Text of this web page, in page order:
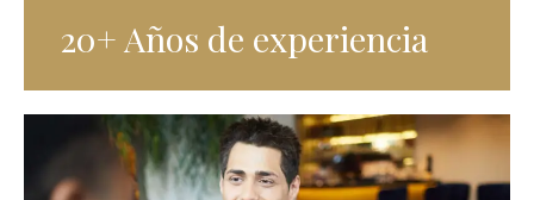
20+ Años de experiencia